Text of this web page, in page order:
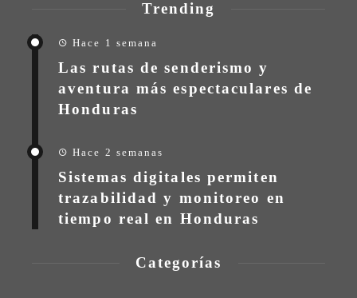
Trending
Hace 1 semana
Las rutas de senderismo y
aventura más espectaculares de
Honduras
Hace 2 semanas
Sistemas digitales permiten
trazabilidad y monitoreo en
tiempo real en Honduras
Categorías